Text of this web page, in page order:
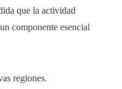
que la actividad
componente esencial
regiones.